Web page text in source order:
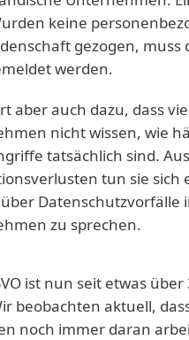
keine
gezogen, muss
werden.
aber auch dazu, dass
nicht wissen, wie
tatsächlich sind.
tun sie sich
über Datenschutzvorfälle
zu sprechen.
ist nun seit etwas über
beobachten aktuell,
noch immer daran